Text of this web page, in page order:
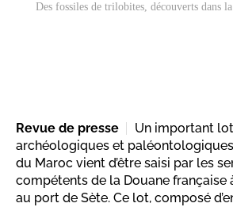
Des fossiles de trilobites, découverts dans
Revue de presse
Un important
archéologiques et
du Maroc vient d’être saisi par les
compétents de la Douane française
au port de Sète. Ce lot, composé